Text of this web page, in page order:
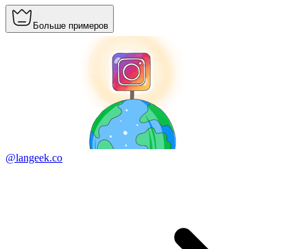
Больше примеров
@langeek.co